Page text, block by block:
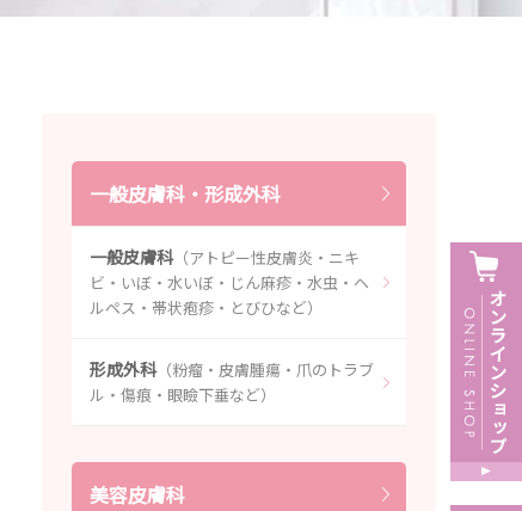
一般皮膚科・形成外科
一般皮膚科（アトピー性皮膚炎・ニキ
ビ・いぼ・水いぼ・じん麻疹・水虫・ヘ
ルペス・帯状疱疹・とびひなど）
形成外科（粉瘤・皮膚腫瘍・爪のトラブ
ル・傷痕・眼瞼下垂など）
美容皮膚科